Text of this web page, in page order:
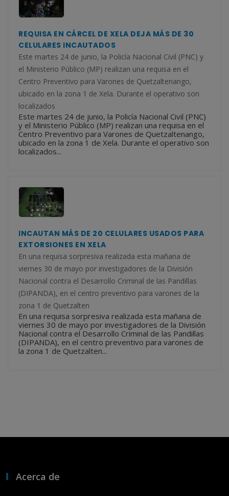
REQUISA EN CÁRCEL DE XELA DEJA MÁS DE 30
CELULARES INCAUTADOS
Este martes 24 de junio, la Policía Nacional Civil (PNC) y
el Ministerio Público (MP) realizan una requisa en el
Centro Preventivo para Varones de Quetzaltenango,
ubicado en la zona 1 de Xela. Durante el operativo son
localizados
Este martes 24 de junio, la Policía Nacional Civil (PNC)
y el Ministerio Público (MP) realizan una requisa en el
Centro Preventivo para Varones de Quetzaltenango,
ubicado en la zona 1 de Xela. Durante el operativo son
localizados...
INCAUTAN MÁS DE 20 CELULARES USADOS PARA
EXTORSIONES EN XELA
En una requisa sorpresiva realizada esta mañana de
viernes 30 de mayo por investigadores de la División
Nacional contra el Desarrollo Criminal de las Pandillas
(DIPANDA), en el centro preventivo para varones de la
zona 1 de Quetzalten
En una requisa sorpresiva realizada esta mañana de
viernes 30 de mayo por investigadores de la División
Nacional contra el Desarrollo Criminal de las Pandillas
(DIPANDA), en el centro preventivo para varones de
la zona 1 de Quetzalten...
Acerca de